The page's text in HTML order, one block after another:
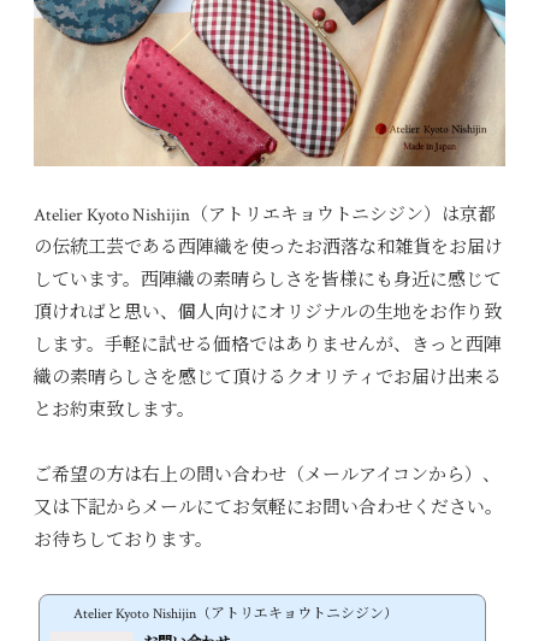
Atelier Kyoto Nishijin（アトリエキョウトニシジン）は京都
の伝統工芸である西陣織を使ったお洒落な和雑貨をお届け
しています。西陣織の素晴らしさを皆様にも身近に感じて
頂ければと思い、個人向けにオリジナルの生地をお作り致
します。手軽に試せる価格ではありませんが、きっと西陣
織の素晴らしさを感じて頂けるクオリティでお届け出来る
とお約束致します。
ご希望の方は右上の問い合わせ（メールアイコンから）、
又は下記からメールにてお気軽にお問い合わせください。
お待ちしております。
Atelier Kyoto Nishijin（アトリエキョウトニシジン）